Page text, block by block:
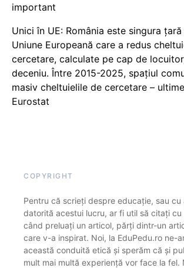
important
Unici în UE: România este singura
Uniune Europeană care a redus
cercetare, calculate pe cap de
deceniu. Între 2015-2025, spațiul
masiv cheltuielile de cercetare –
Eurostat
COPYRIGHT
Pentru că scrieți despre educație, sau cu
datorită acestui lucru, ar fi util să citați cu
când preluați un articol, părți dintr-un
care v-a inspirat. Noi, la EduPedu.ro ne-
această conduită etică și sperăm că și
mult mai multă experiență vor face la fel.